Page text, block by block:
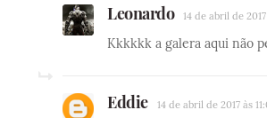
Leonardo 14 de abril de
Kkkkkk a galera aqui não
Eddie 14 de abril de 2017 às